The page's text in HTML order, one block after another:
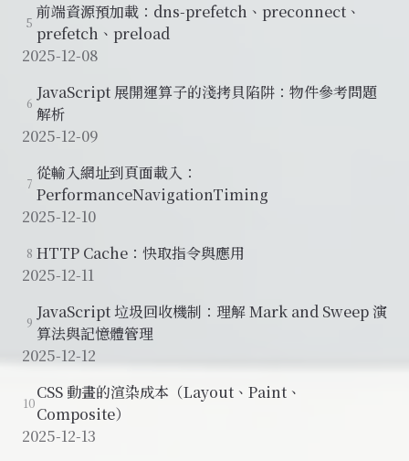
5
前端資源預加載：dns-prefetch、preconnect、
prefetch、preload
2025-12-08
6
JavaScript 展開運算子的淺拷貝陷阱：物件參考問題
解析
2025-12-09
7
從輸入網址到頁面載入：
PerformanceNavigationTiming
2025-12-10
8 HTTP Cache：快取指令與應用
2025-12-11
9
JavaScript 垃圾回收機制：理解 Mark and Sweep 演
算法與記憶體管理
2025-12-12
10
CSS 動畫的渲染成本（Layout、Paint、
Composite）
2025-12-13